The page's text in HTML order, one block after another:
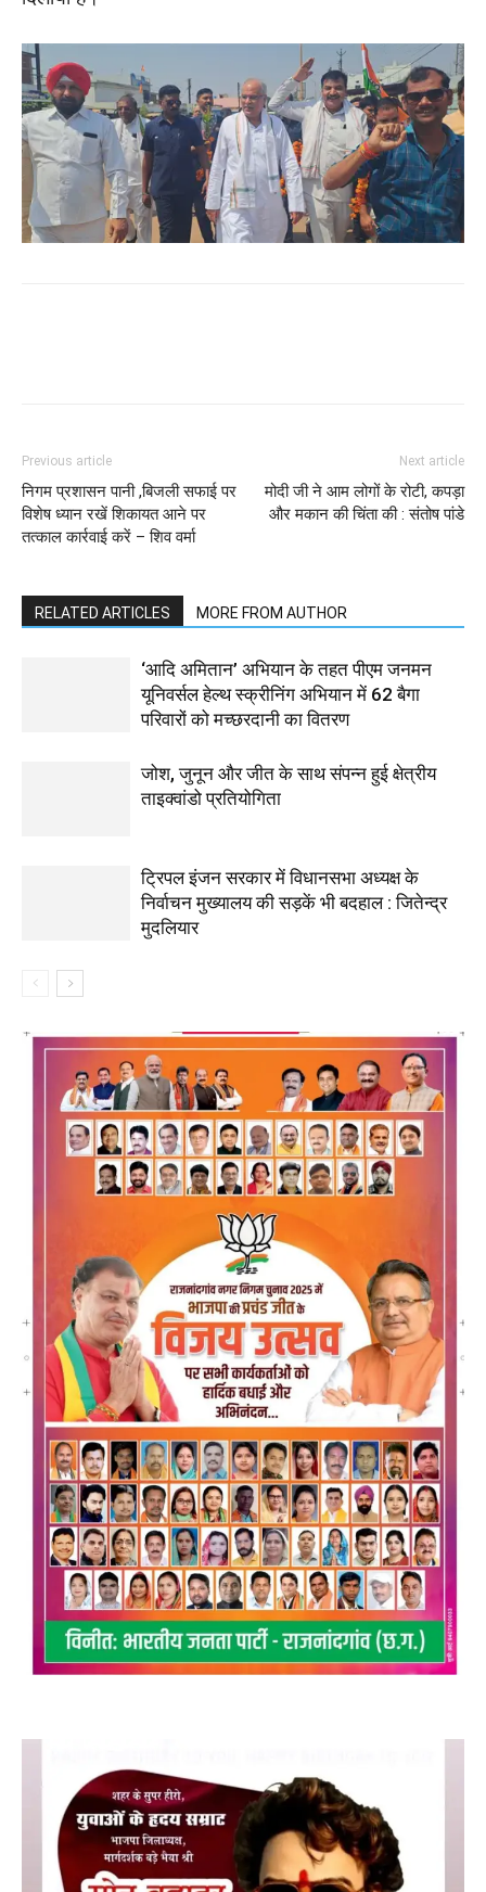
Previous article
निगम प्रशासन पानी ,बिजली सफाई पर
विशेष ध्यान रखें शिकायत आने पर
तत्काल कार्रवाई करें – शिव वर्मा
Next article
मोदी जी ने आम लोगों के रोटी, कपड़ा
और मकान की चिंता की : संतोष पांडे
RELATED ARTICLES MORE FROM AUTHOR
‘आदि अमितान’ अभियान के तहत पीएम जनमन
यूनिवर्सल हेल्थ स्क्रीनिंग अभियान में 62 बैगा
परिवारों को मच्छरदानी का वितरण
जोश, जुनून और जीत के साथ संपन्न हुई क्षेत्रीय
ताइक्वांडो प्रतियोगिता
ट्रिपल इंजन सरकार में विधानसभा अध्यक्ष के
निर्वाचन मुख्यालय की सड़कें भी बदहाल : जितेन्द्र
मुदलियार